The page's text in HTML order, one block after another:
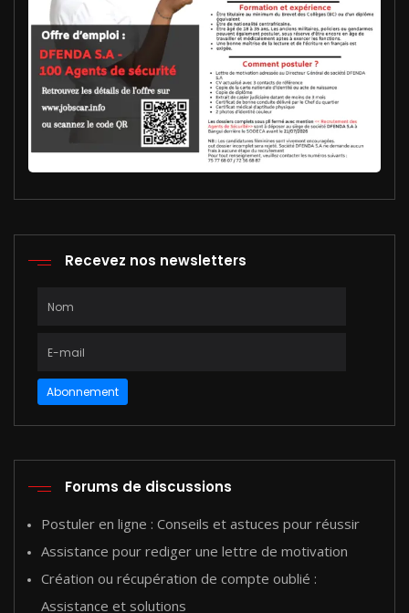
Recevez nos newsletters
Abonnement
Forums de discussions
Postuler en ligne : Conseils et astuces pour réussir
Assistance pour rediger une lettre de motivation
Création ou récupération de compte oublié :
Assistance et solutions